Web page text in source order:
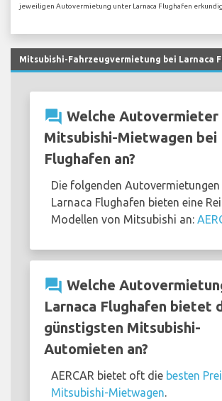
jeweiligen Autovermietung unter Larnaca Flughafen
Mitsubishi-Fahrzeugvermietung bei Larnaca
question_answer Welche Autovermieter
Mitsubishi-Mietwagen bei
Flughafen an?
Die folgenden Autovermietungen
Larnaca Flughafen bieten eine
Modellen von Mitsubishi an:
question_answer Welche
Larnaca Flughafen bietet
günstigsten Mitsubishi-
Automieten an?
AERCAR bietet oft die besten
Mitsubishi-Mietwagen